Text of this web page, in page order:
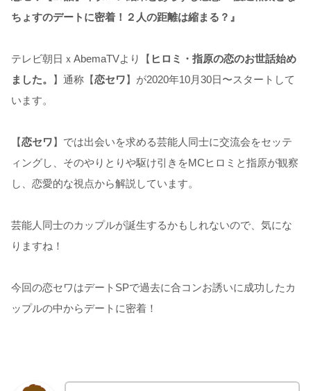
ちょすのデートに密着！２人の距離は縮まる？』
テレビ朝日ｘAbemaTVより【 ヒロミ・指原の恋のお世話始め
ました。
】通称【恋セワ】が2020年10月30日〜スタートして
います。
【恋セワ】では出会いを求める芸能人同士に交流会をセッテ
ィングし、そのやりとりや駆け引きをMCヒロミと指原が観察
し、恋愛的な視点から解説しています。
芸能人同士のカップルが誕生するかもしれないので、気にな
りますね！
今回の恋セワはデートSPで過去に合コンお誘いに成功したカ
ップルの中からデートに密着！